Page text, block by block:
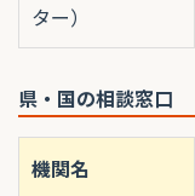
ター）
県・国の相談窓口
機関名